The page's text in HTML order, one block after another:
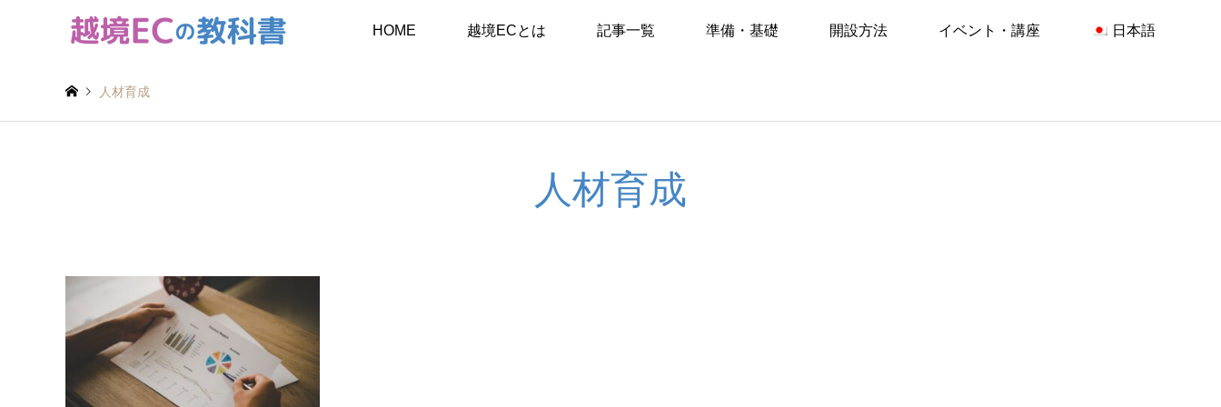
HOME 越境ECとは 記事一覧 準備・基礎 開設方法 イベント・講座 日本語
人材育成
人材育成